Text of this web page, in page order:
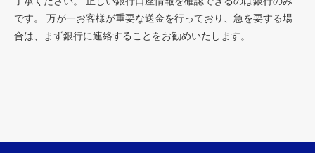
です。 万が一お客様が重要な送金を行っており、急を要する場
合は、まず銀行に連絡することをお勧めいたします。